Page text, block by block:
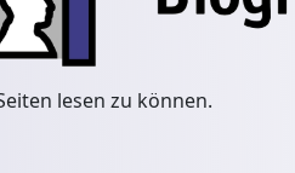
lesen zu können.